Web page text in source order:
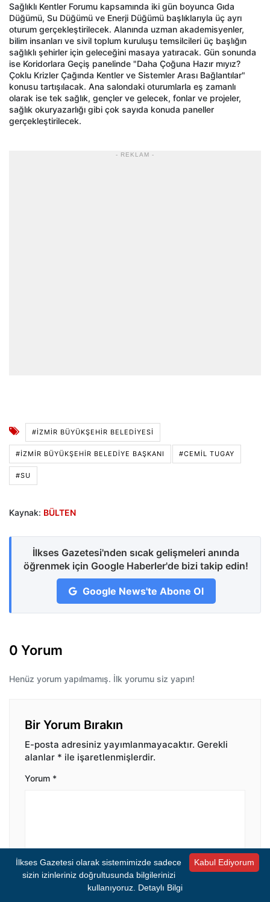
Sağlıklı Kentler Forumu kapsamında iki gün boyunca Gıda
Düğümü, Su Düğümü ve Enerji Düğümü başlıklarıyla üç ayrı
oturum gerçekleştirilecek. Alanında uzman akademisyenler,
bilim insanları ve sivil toplum kuruluşu temsilcileri üç başlığın
sağlıklı şehirler için geleceğini masaya yatıracak. Gün sonunda
ise Koridorlara Geçiş panelinde "Daha Çoğuna Hazır mıyız?
Çoklu Krizler Çağında Kentler ve Sistemler Arası Bağlantılar"
konusu tartışılacak. Ana salondaki oturumlarla eş zamanlı
olarak ise tek sağlık, gençler ve gelecek, fonlar ve projeler,
sağlık okuryazarlığı gibi çok sayıda konuda paneller
gerçekleştirilecek.
- REKLAM -
#İZMIR BÜYÜKŞEHIR BELEDIYESI
#İZMIR BÜYÜKŞEHIR BELEDIYE BAŞKANI #CEMIL TUGAY
#SU
Kaynak: BÜLTEN
İlkses Gazetesi'nden sıcak gelişmeleri anında
öğrenmek için Google Haberler'de bizi takip edin!
Google News'te Abone Ol
0 Yorum
Henüz yorum yapılmamış. İlk yorumu siz yapın!
Bir Yorum Bırakın
E-posta adresiniz yayımlanmayacaktır. Gerekli
alanlar * ile işaretlenmişlerdir.
Yorum *
İsim* E-posta
Kabul Ediyorum
İlkses Gazetesi olarak sistemimizde sadece
sizin izinleriniz doğrultusunda bilgilerinizi
kullanıyoruz. Detaylı Bilgi